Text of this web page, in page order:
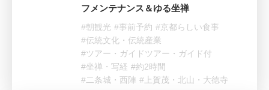
フメンテナンス＆ゆる坐禅
#朝観光 #事前予約 #京都らしい食事
#伝統文化・伝統産業
#ツアー・ガイドツアー・ガイド付
#坐禅・写経 #約2時間
#二条城・西陣 #上賀茂・北山・大徳寺